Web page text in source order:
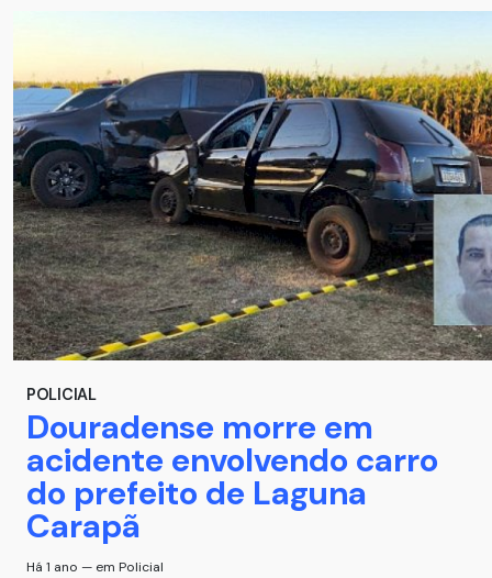
POLICIAL
Douradense morre em
acidente envolvendo carro
do prefeito de Laguna
Carapã
Há 1 ano — em Policial